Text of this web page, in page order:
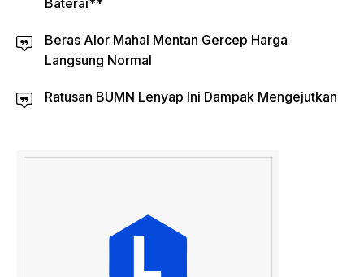
Baterai**
Beras Alor Mahal Mentan Gercep Harga
Langsung Normal
Ratusan BUMN Lenyap Ini Dampak Mengejutkan